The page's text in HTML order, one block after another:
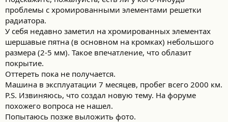
проблемы с хромированными элементами решетки
радиатора.
У себя недавно заметил на хромированных элементах
шершавые пятна (в основном на кромках) небольшого
размера (2-5 мм). Такое впечатление, что облазит
покрытие.
Оттереть пока не получается.
Машина в эксплуатации 7 месяцев, пробег всего 2000 км.
P.S. Извиняюсь, что создал новую тему. На форуме
похожего вопроса не нашел.
Попытаюсь позже выложить фото.